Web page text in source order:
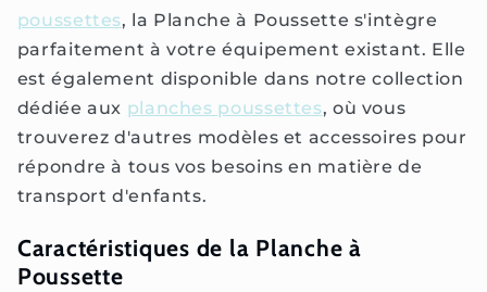
poussettes, la Planche à Poussette s'intègre
parfaitement à votre équipement existant. Elle
est également disponible dans notre collection
dédiée aux planches poussettes, où vous
trouverez d'autres modèles et accessoires pour
répondre à tous vos besoins en matière de
transport d'enfants.
Caractéristiques de la Planche à
Poussette